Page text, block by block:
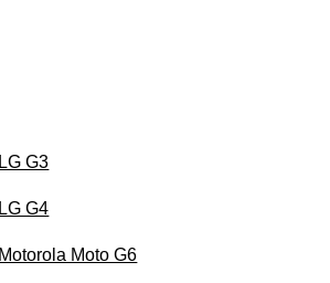
G3
G4
Moto G6